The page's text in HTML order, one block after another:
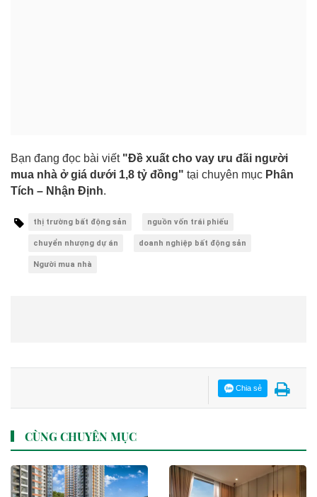
Bạn đang đọc bài viết "Đề xuất cho vay ưu đãi người
mua nhà ở giá dưới 1,8 tỷ đồng" tại chuyên mục Phân
Tích – Nhận Định.
thị trường bất động sản nguồn vốn trái phiếu
chuyển nhượng dự án doanh nghiệp bất động sản
Người mua nhà
Chia sẻ
CÙNG CHUYÊN MỤC